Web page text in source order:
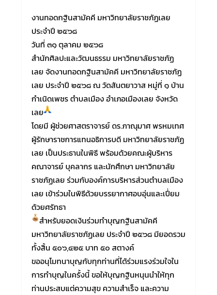
งานทอดกฐินสามัคคี มหาวิทยาลัยราชภัฏเลย
ประจำปี ๒๕๖๘
วันที่ ๓๑ ตุลาคม ๒๕๖๘
สำนักศิลปะและวัฒนธรรม มหาวิทยาลัยราชภัฏ
เลย จัดงานทอดกฐินสามัคคี มหาวิทยาลัยราชภัฏ
เลย ประจำปี ๒๕๖๘ ณ วัดสันตยาวาส หมู่ที่ ๑ บ้าน
กำเนิดเพชร ตำบลเมือง อำเภอเมืองเลย จังหวัด
เลย
โดยมี ผู้ช่วยศาสตราจารย์ ดร.ภาณุมาศ พรหมเทศ
ผู้รักษาราชการแทนอธิการบดี มหาวิทยาลัยราชภัฏ
เลย เป็นประธานในพิธี พร้อมด้วยคณะผู้บริหาร
คณาจารย์ บุคลากร และนักศึกษา มหาวิทยาลัย
ราชภัฏเลย ร่วมกับองค์การบริหารส่วนตำบลเมือง
เลย เข้าร่วมในพิธีด้วยบรรยากาศอบอุ่นและเปี่ยม
ด้วยศรัทธา
สำหรับยอดเงินร่วมทำบุญกฐินสามัคคี
มหาวิทยาลัยราชภัฏเลย ประจำปี ๒๕๖๘ มียอดรวม
ทั้งสิ้น ๕๐๖,๔๒๕ บาท ๕๐ สตางค์
ขออนุโมทนาบุญกับทุกท่านที่ได้ร่วมแรงร่วมใจใน
การทำบุญในครั้งนี้ ขอให้บุญกฐินหนุนนำให้ทุก
ท่านประสบแต่ความสุข ความสำเร็จ และความ